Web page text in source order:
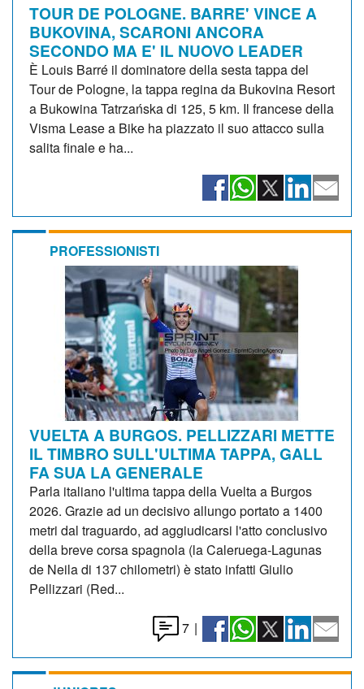
TOUR DE POLOGNE. BARRE' VINCE A
BUKOVINA, SCARONI ANCORA
SECONDO MA E' IL NUOVO LEADER
È Louis Barré il dominatore della sesta tappa del
Tour de Pologne, la tappa regina da Bukovina Resort
a Bukowina Tatrzańska di 125, 5 km. Il francese della
Visma Lease a Bike ha piazzato il suo attacco sulla
salita finale e ha...
PROFESSIONISTI
VUELTA A BURGOS. PELLIZZARI METTE
IL TIMBRO SULL'ULTIMA TAPPA, GALL
FA SUA LA GENERALE
Parla italiano l'ultima tappa della Vuelta a Burgos
2026. Grazie ad un decisivo allungo portato a 1400
metri dal traguardo, ad aggiudicarsi l'atto conclusivo
della breve corsa spagnola (la Caleruega-Lagunas
de Neila di 137 chilometri) è stato infatti Giulio
Pellizzari (Red...
7 |